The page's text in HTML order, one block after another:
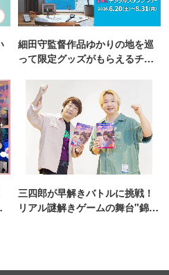
細田守監督作品ゆかりの地を巡
って限定グッズがもらえるチャ
三四郎が早解きバトルに挑戦！
リアル謎解きゲームの舞台"錦糸